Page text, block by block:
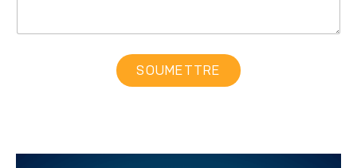
SOUMETTRE